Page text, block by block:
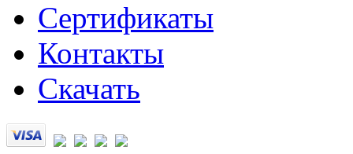
Сертификаты
Контакты
Скачать